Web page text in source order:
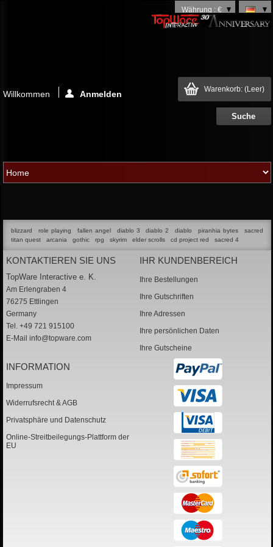
Währung : €
Warenkorb: (Leer)
Willkommen Anmelden
blizzard role playing fallen angel diablo 3 diablo 2 diablo piranhia bytes
sacred
titan quest
arcania gothic rpg skyrim elder scrolls cd project red sacred 4
KONTAKTIEREN SIE UNS
TopWare Interactive e. K.
Am Erlengraben 4
76275 Ettlingen
Germany
Tel. +49 721 915100
E-Mail info@topware.com
IHR KUNDENBEREICH
Ihre Bestellungen
Ihre Gutschriften
Ihre Adressen
Ihre persönlichen Daten
Ihre Gutscheine
INFORMATION
Impressum
Widerrufsrecht & AGB
Privatsphäre und Datenschutz
Online-Streitbeilegungs-Plattform der
EU